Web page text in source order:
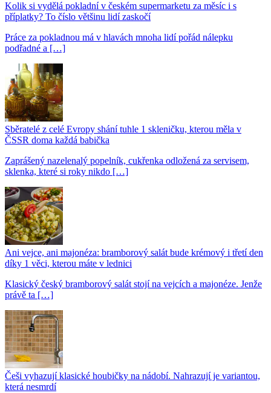
Kolik si vydělá pokladní v českém supermarketu za měsíc i s
příplatky? To číslo většinu lidí zaskočí
Práce za pokladnou má v hlavách mnoha lidí pořád nálepku
podřadné a […]
Sběratelé z celé Evropy shání tuhle 1 skleničku, kterou měla v
ČSSR doma každá babička
Zaprášený nazelenalý popelník, cukřenka odložená za servisem,
sklenka, které si roky nikdo […]
Ani vejce, ani majonéza: bramborový salát bude krémový i třetí den
díky 1 věci, kterou máte v lednici
Klasický český bramborový salát stojí na vejcích a majonéze. Jenže
právě ta […]
Češi vyhazují klasické houbičky na nádobí. Nahrazují je variantou,
která nesmrdí